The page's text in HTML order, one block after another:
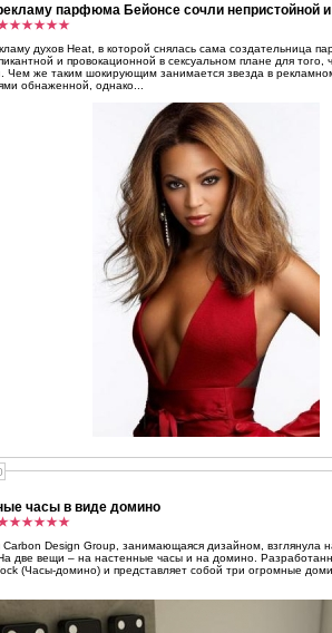
парфюма Бейонсе сочли непристойной и
духов Heat, в которой снялась сама создательница
и провокационной в сексуальном плане для того,
же таким шокирующим занимается звезда в рекламном ролике? В начале
обнаженной, однако...
часы в виде домино
Carbon Design Group, занимающаяся дизайном, взглянула
две вещи – на настенные часы и на домино.
(Часы-домино) и представляет собой три огромные